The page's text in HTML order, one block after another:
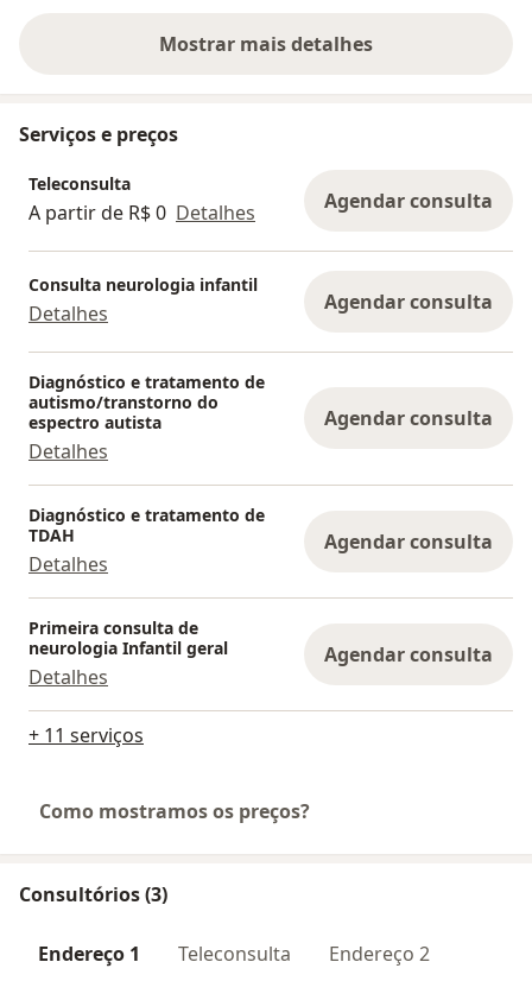
Mostrar mais detalhes
sobre a experiência
Serviços e preços
Teleconsulta
A partir de R$ 0 Detalhes Agendar consulta
Consulta neurologia infantil
Detalhes Agendar consulta
Diagnóstico e tratamento de
autismo/transtorno do
espectro autista
Detalhes
Agendar consulta
Diagnóstico e tratamento de
TDAH
Detalhes
Agendar consulta
Primeira consulta de
neurologia Infantil geral
Detalhes
Agendar consulta
+ 11 serviços
Como mostramos os preços?
Consultórios (3)
Endereço 1 Teleconsulta Endereço 2